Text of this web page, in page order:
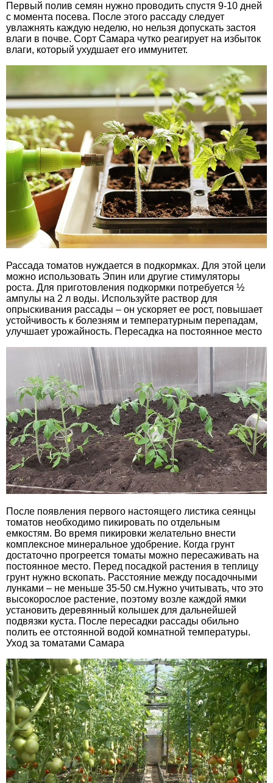
Первый полив семян нужно проводить спустя 9-10 дней
с момента посева. После этого рассаду следует
увлажнять каждую неделю, но нельзя допускать застоя
влаги в почве. Сорт Самара чутко реагирует на избыток
влаги, который ухудшает его иммунитет.
Рассада томатов нуждается в подкормках. Для этой цели
можно использовать Эпин или другие стимуляторы
роста. Для приготовления подкормки потребуется ½
ампулы на 2 л воды. Используйте раствор для
опрыскивания рассады – он ускоряет ее рост, повышает
устойчивость к болезням и температурным перепадам,
улучшает урожайность. Пересадка на постоянное место
После появления первого настоящего листика сеянцы
томатов необходимо пикировать по отдельным
емкостям. Во время пикировки желательно внести
комплексное минеральное удобрение. Когда грунт
достаточно прогреется томаты можно пересаживать на
постоянное место. Перед посадкой растения в теплицу
грунт нужно вскопать. Расстояние между посадочными
лунками – не меньше 35-50 см.Нужно учитывать, что это
высокорослое растение, поэтому возле каждой ямки
установить деревянный колышек для дальнейшей
подвязки куста. После пересадки рассады обильно
полить ее отстоянной водой комнатной температуры.
Уход за томатами Самара